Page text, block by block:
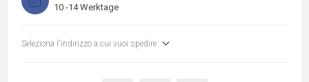
10 -14 Werktage
Seleziona l'indirizzo a cui vuoi spedire